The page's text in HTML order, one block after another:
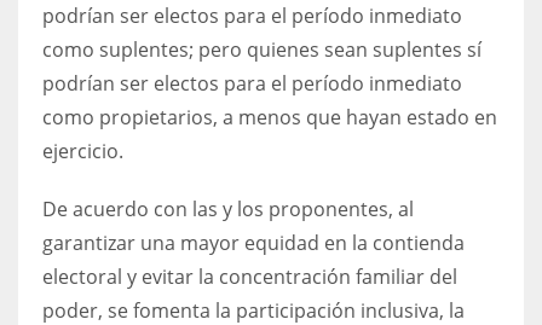
podrían ser electos para el período inmediato
como suplentes; pero quienes sean suplentes sí
podrían ser electos para el período inmediato
como propietarios, a menos que hayan estado en
ejercicio.
De acuerdo con las y los proponentes, al
garantizar una mayor equidad en la contienda
electoral y evitar la concentración familiar del
poder, se fomenta la participación inclusiva, la